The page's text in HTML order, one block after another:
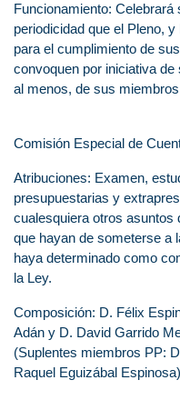
Funcionamiento:
periodicidad que el Pleno,
para el cumplimiento de
convoquen por iniciativa
al menos, de sus
Comisión Especial de
Atribuciones: Examen,
presupuestarias y
cualesquiera otros asuntos
que hayan de someterse a
haya determinado como
la Ley.
Composición: D. Félix
Adán y D. David Garrido
(Suplentes miembros PP:
Raquel Eguizábal